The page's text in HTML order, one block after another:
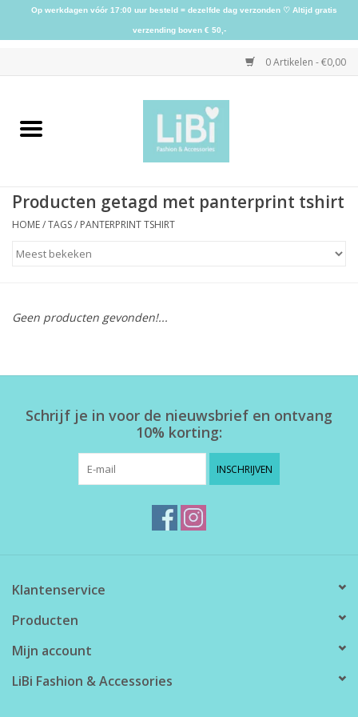
0 Artikelen - €0,00
Home
Schoenen
Herensokken
Producten getagd met panterprint tshirt
HOME/TAGS/ PANTERPRINT TSHIRT
Geen producten gevonden!...
Schrijf je in voor de nieuwsbrief en ontvang
10% korting:
INSCHRIJVEN
Klantenservice
Producten
Mijn account
LiBi Fashion & Accessories
Op werkdagen vóór 17:00 uur besteld = dezelfde dag verzonden ♡ Altijd gratis
verzending boven € 50,-